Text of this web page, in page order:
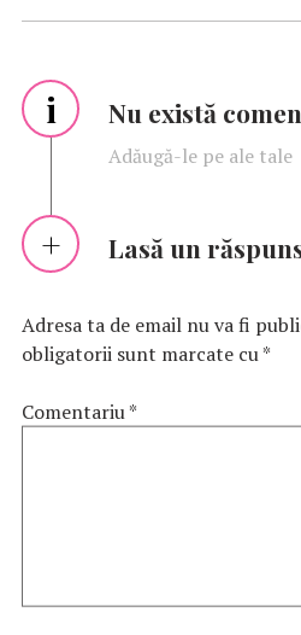
i Nu există
Adăugă-le pe ale tale
Lasă un
Adresa ta de email nu va fi
obligatorii sunt marcate cu*
Comentariu*